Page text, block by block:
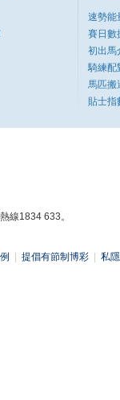
速勢能
賽日數
初出馬
騎練配
馬匹搬
貼士指
線1834 633。
提倡有節制博彩 私